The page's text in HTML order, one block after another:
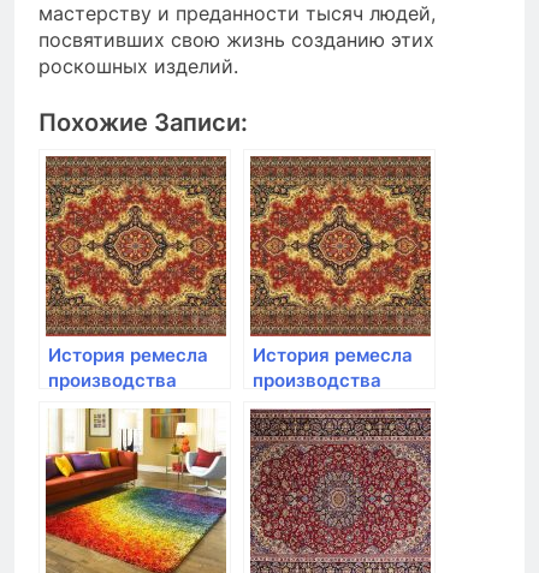
мастерству и преданности тысяч людей,
посвятивших свою жизнь созданию этих
роскошных изделий.
Похожие Записи:
История ремесла
производства
коврового
покрытия
История ремесла
производства
коврового
покрытия